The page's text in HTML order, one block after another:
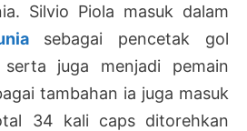
Silvio Piola masuk dalam
sebagai pencetak gol
juga menjadi pemain
tambahan ia juga masuk
34 kali caps ditorehkan